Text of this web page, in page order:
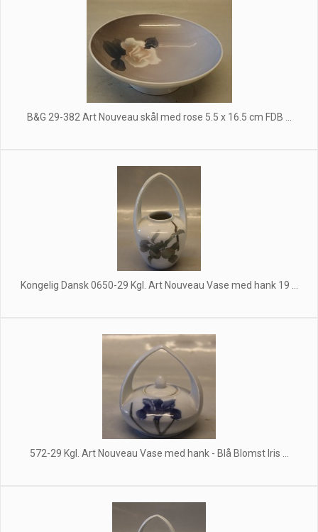
B&G 29-382 Art Nouveau skål med rose 5.5 x 16.5 cm FDB ...
Kongelig Dansk 0650-29 Kgl. Art Nouveau Vase med hank 19 ...
572-29 Kgl. Art Nouveau Vase med hank - Blå Blomst Iris ...